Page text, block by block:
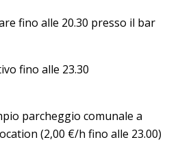
fino alle 20.30 presso il bar
fino alle 23.30
parcheggio comunale a
(2,00 €/h fino alle 23.00)